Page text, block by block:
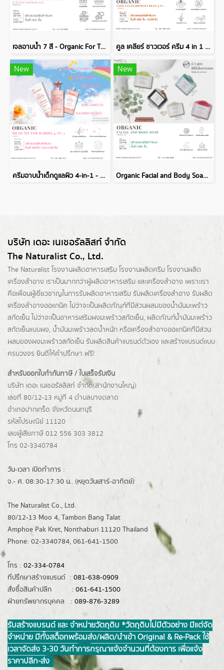
เจลอาบน้ำ 7 สี - Organic For Touch Scented Shower Gel คูล เคลียร์ ชาวเวอร์ ครีม 4 in 1 - Organic Cool Clear Shower Cream 4 in 1
New
ครีมอาบน้ำเด็กดูแลผิว 4-in-1 - Head To Toe Babies 4-in-1
New
Organic Facial and Body Soap - สบู่ชำระร่างกายเเละใบหน้า
บริษัท เดอะ เนเชอรัลลิสท์ จำกัด
The Naturalist Co., Ltd.
The Naturalist โรงงานผลิตอาหารเสริม โรงงานผลิตครีม โรงงานผลิต
เครื่องสำอาง เราเป็นมากกว่าผู้ผลิตอาหารเสริม และเครื่องสำอาง เพราะเรา
คือเพื่อนผู้เชี่ยวชาญในการรับผลิตอาหารเสริม รับผลิตเครื่องสำอาง รับผลิต
เครื่องสำอางออแกนิค ไม่ว่าจะเป็นผลิตภัณฑ์ที่มีส่วนผสมของน้ำมันมะพร้าว
สกัดเย็น ไม่ว่าจะเป็นอาหารเสริมผงมะพร้าวสกัดเย็น, ผลิตภัณฑ์น้ำมันมะพร้าว
สกัดเย็นแบบผง, น้ำมันมะพร้าวลดน้ำหนัก หรือเครื่องสำอางออแกนิคที่มีส่วน
ผสมของผงมะพร้าวสกัดเย็น รับผลิตสินค้าแบรนด์ตัวเอง และสร้างแบรนด์แบบ
ครบวงจร ยินดีให้คำปรึกษา ฟรี!
สำหรับออกใบกำกับภาษี / ใบเสร็จรับเงิน
บริษัท เดอะ เนเชอรัลลิสท์ จำกัด(ส่านักงานใหญ่)
เลขที่ 80/12-13 หมู่ที่ 4 ตำบลบางตลาด
อำเภอปากเกร็ด จังหวัดนนทบุรี
รหัสไปรษณีย์ 11120
เลขผู้เสียภาษี 012 556 303 3812
โทร 02-3340784
วัน-เวลา เปิดทำการ :
จ.- ศ. 08:30-17:30 น.. (หยุดวันเสาร์-อาทิตย์)
The Naturalist Co., Ltd.
80/12-13 Moo 4, Tambon Bang Talat
Amphoe Pak Kret, Nonthaburi 11120 Thailand
Phone: 02-3340784, 061-641-1500
โทร : 02-334-0784
ที่ปรึกษาสร้างแบรนด์ : 081-638-0909
สั่งซื้อสินค้าปลีก : 061-641-1500
ฝ่ายทรัพยากรบุคคล : 089-876-3289
รับสร้างแบรนด์ และ จำหน่ายวัตถุดิบ *วัตถุดิบไม่มีตัวอย่าง มีแต่จัด
จำหน่าย มีทั้งสต็อกพร้อมส่ง/ผลิต/นำเข้า Original & Re-Pack ใช้
เวลาจัดส่ง 3-30 วันทำการ กรุณาแจ้งจำนวนที่ต้องการ เพื่อแจ้ง
ราคาปลีก-ส่ง